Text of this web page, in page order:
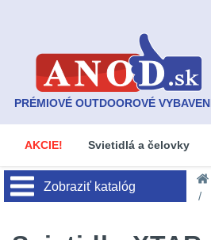
PRÉMIOVÉ OUTDOOROVÉ
AKCIE! Svietidlá a čelovky
Zobraziť katalóg